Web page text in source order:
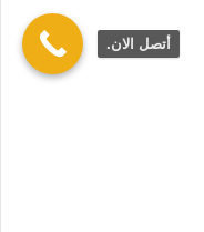
أتصل الان.